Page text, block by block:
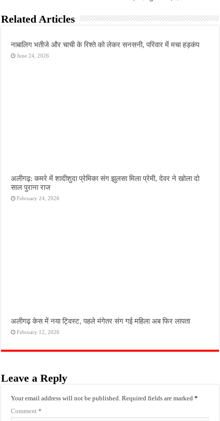
Related Articles
नाबालिग भतीजे और चाची के रिश्ते को लेकर सनसनी, परिवार में मचा हड़कंप
June 24, 2026
अलीगढ़: कमरे में शादीशुदा प्रेमिका संग झुलसा मिला प्रेमी, देवर ने खोला दो
साल पुराना राज
February 24, 2026
अलीगढ़ केस में नया ट्विस्ट, पहले मंगेतर संग गई महिला अब फिर लापता
February 12, 2026
Leave a Reply
Your email address will not be published. Required fields are marked*
Comment*